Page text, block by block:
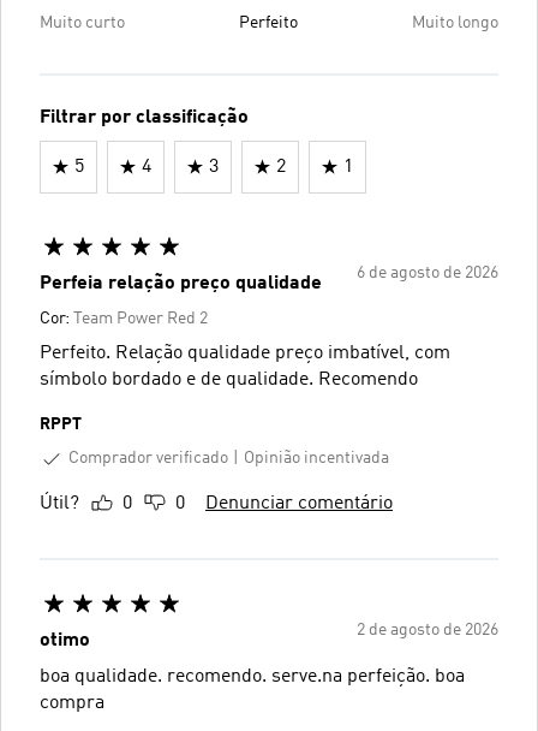
Muito curto Perfeito Muito longo
Filtrar por classificação
5 4 3 2 1
6 de agosto de 2026
Perfeia relação preço qualidade
Cor: Team Power Red 2
Perfeito. Relação qualidade preço imbatível, com
símbolo bordado e de qualidade. Recomendo
RPPT
Comprador verificado
Opinião incentivada
Útil? 0 0 Denunciar comentário
2 de agosto de 2026
otimo
boa qualidade. recomendo. serve.na perfeição. boa
compra